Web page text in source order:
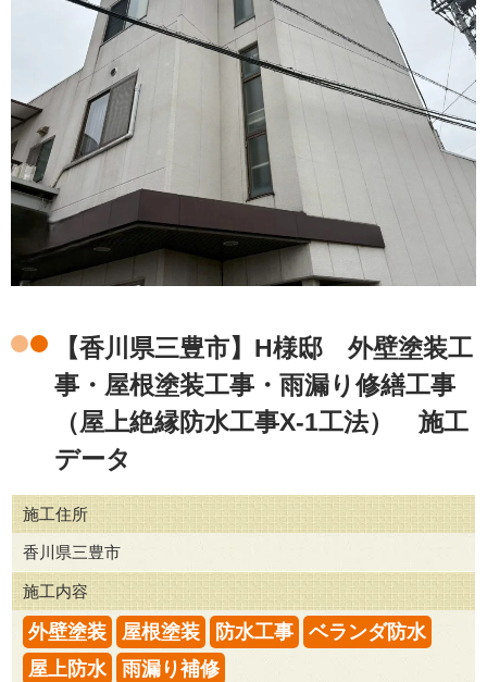
【香川県三豊市】H様邸 外壁塗装工
事・屋根塗装工事・雨漏り修繕工事
（屋上絶縁防水工事X-1工法） 施工
データ
施工住所
香川県三豊市
施工内容
外壁塗装 屋根塗装 防水工事
ベランダ防水
屋上防水
雨漏り補修